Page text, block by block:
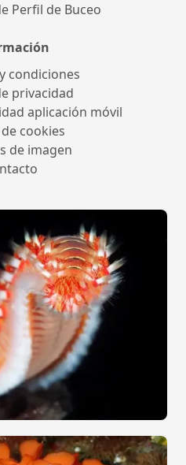
Perfil de Buceo
condiciones
privacidad
aplicación móvil
cookies
de imagen